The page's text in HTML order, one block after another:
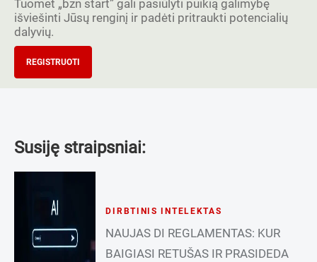
Tuomet „bzn start” gali pasiūlyti puikią galimybę
išviešinti Jūsų renginį ir padėti pritraukti potencialių
dalyvių.
REGISTRUOTI
Susiję straipsniai:
DIRBTINIS INTELEKTAS
NAUJAS DI REGLAMENTAS: KUR
BAIGIASI RETUŠAS IR PRASIDEDA